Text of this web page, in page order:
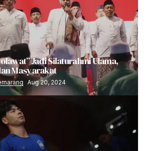
Jadi Silaturahmi Ulama,
Masyarakat
Aug 20, 2024